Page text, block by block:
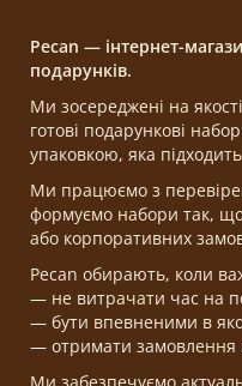
Pecan — інтернет-
подарунків.
Ми зосереджені на
готові подарункові
упаковкою, яка
Ми працюємо з
формуємо набори так,
або корпоративних
Pecan обирають, коли
— не витрачати час на
— бути впевненими в
— отримати замовлення